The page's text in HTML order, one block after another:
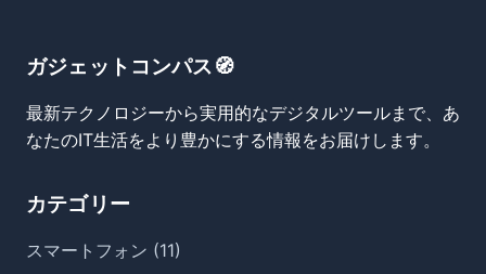
ガジェットコンパス🧭
最新テクノロジーから実用的なデジタルツールまで、あ
なたのIT生活をより豊かにする情報をお届けします。
カテゴリー
スマートフォン (11)